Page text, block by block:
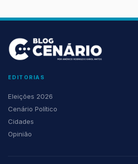
EDITORIAS
Eleições 2026
Cenário Político
Cidades
Opinião